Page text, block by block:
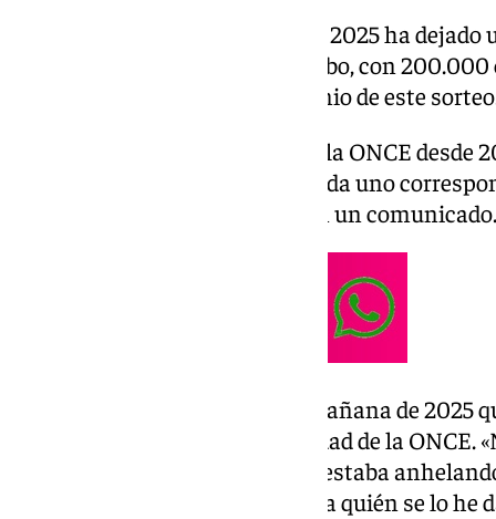
2025 ha dejado
localidad malagueña de Algarrobo, con
correspondientes al tercer premio de este
José Antonio Páez, vendedor de la ONCE desde
premiados con 20.000 euros cada uno
premio, ha indicado la ONCE en un comunicado.
Páez no se creía esta primera mañana de 2025
premios de este Sorteo de Navidad de la ONCE.
estoy muy emocionado porque estaba
contento, es maravilloso, no se a quién se lo he